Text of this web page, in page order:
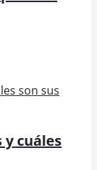
y cuáles